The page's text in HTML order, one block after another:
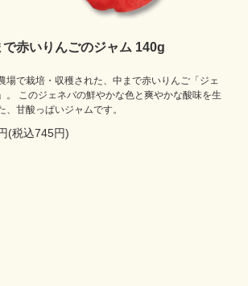
で赤いりんごのジャム 140g
場で栽培・収穫された、中まで赤いりんご「ジェ
。 このジェネバの鮮やかな色と爽やかな酸味を生
、甘酸っぱいジャムです。
(税込745円)